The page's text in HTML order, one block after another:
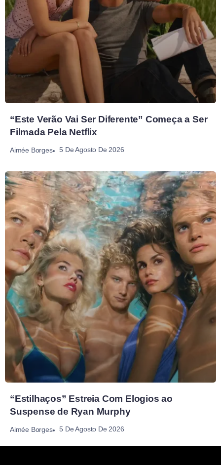
“Este Verão Vai Ser Diferente” Começa a Ser
Filmada Pela Netflix
Aimée Borges 5 De Agosto De 2026
“Estilhaços” Estreia Com Elogios ao
Suspense de Ryan Murphy
Aimée Borges 5 De Agosto De 2026